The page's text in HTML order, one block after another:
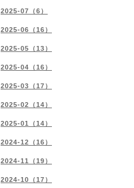
2025-07（6）
2025-06（16）
2025-05（13）
2025-04（16）
2025-03（17）
2025-02（14）
2025-01（14）
2024-12（16）
2024-11（19）
2024-10（17）